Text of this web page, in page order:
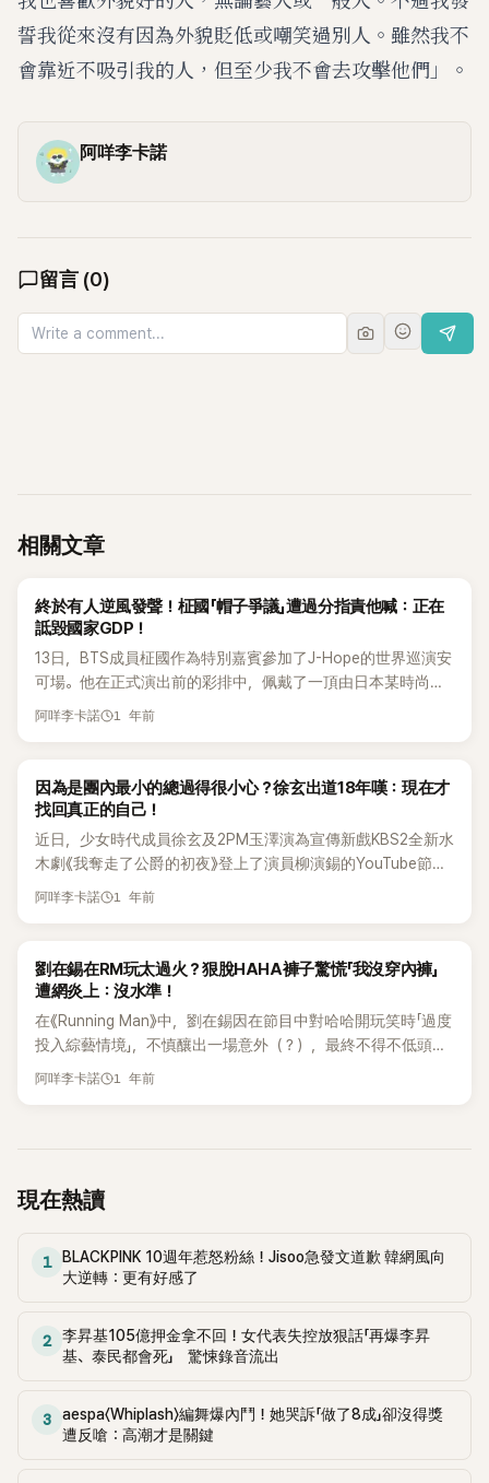
誓我從來沒有因為外貌貶低或嘲笑過別人。雖然我不
會靠近不吸引我的人，但至少我不會去攻擊他們」。
阿咩李卡諾
留言 (0)
相關文章
K-POP
終於有人逆風發聲！柾國「帽子爭議」遭過分指責他喊：正在
詆毀國家GDP！
13日，BTS成員柾國作為特別嘉賓參加了J-Hope的世界巡演安
可場。他在正式演出前的彩排中，佩戴了一頂由日本某時尚品
牌推出的黑色帽子，帽子上繡有「MAKE TOKYO GREAT
網路上依舊有許多「柾國親日」、「土著倭寇」等刺激性的標語不斷
擴散。 對此韓媒《MK스포츠》今（16）日則是在報導中表示，認
中提到「太敏感，真的太過敏感了。只因為一頂帽子，柾國就被
冠上了「親日派」的標籤，而BTS也因此必須低頭道歉」。 「不論
是否有意，使用了曾被『日本右翼政治人物』所使用的帽子，確
實是個問題。不過柾國已經承認『當時連政治含意都不知道』，
憤怒仍沒有停止」。 「更何況，柾國就在前一天才剛完成兵役，
正值所謂「愛國心最強烈的時期」，在這樣的時機點上將「蓄意親
日」的動機加諸其上，也實在太牽強」。 但報導中卻提出「BTS不
只是單純的偶像團體，而是帶來的國格提升與經濟效益的象
達5兆韓元，帶動韓流消費品出口約1兆3千億韓元，每年吸引
苦歷史，對『親日』這個詞敏感是理所當然的。但『記住歷史』與
『懲罰今日的錯誤』是兩件完全不同的事」。 我們可以批評，但當
是情緒化的「群眾」。此刻的韓國社會，比起不斷對柾國貼標
籤，更需要的是能將「一次失誤」視為成長契機的成熟視角。 報
事情不敏感，那什麼事情才要敏感啊？」、「就算想同意某些部
分，但什麼國格象徵......？」、「最有愛國心的人才不會戴那種帽
不是最大問題嗎？」、「老實說安靜點比較好，這種護航文章真
的沒必要」、「連田柾國自己都說會接受批評了，拜託...」、「看來
阿咩李卡諾 1 年前
K-POP
因為是團內最小的總過得很小心？徐玄出道18年嘆：現在才
找回真正的自己！
近日，少女時代成員徐玄及2PM玉澤演為宣傳新戲KBS2全新水
木劇《我奪走了公爵的初夜》登上了演員柳演錫的YouTube節
目，這集節目中，不僅暢談了拍攝的趣事，徐玄更分享了自己
接著，她回憶起過去作為偶像活動的時期：「那時我很怕生，怕
到連待在休息室都不敢踏出去一步。雖然是一起活動的同期藝
玄當時是團裡最小的成員，感覺特別小心翼翼。」徐玄坦率地表
示：「我現在才真正找到自己的樣子。當時比較像是努力適應環
境，畢竟我從出道開始就一直是忙內（最小的），將近20年，
總是在思考身為忙內應該要做什麼、怎麼表現，所以當時會有
的目標。」 她補充：「我本來是一個很難開口跟別人說話、容易
努力10年吧』，就這樣開始練習。後來慢慢地就能自在地與人相
處，個性真的變得外向了很多。」 徐玄也提到：「以前總是覺得
阿咩李卡諾 1 年前
K-POP
劉在錫在RM玩太過火？狠脫HAHA褲子驚慌「我沒穿內褲」
遭網炎上：沒水準！
在《Running Man》中，劉在錫因在節目中對哈哈開玩笑時「過度
投入綜藝情境」，不慎釀出一場意外（？），最終不得不低頭致
歉。甚至還向哈哈的妻子——歌手星（별）道歉，成為一場令
道歉。然而，真正讓他必須「低頭」的，還是後面發生的事。 在
遊戲開始前，劉在錫與哈哈曾簽訂一項「和平條約」，為的是避
在錫過度投入而忘了這個約定。儘管哈哈曾半開玩笑地提醒：
「我今天沒穿內褲喔」，劉在錫卻還是忍不住惡作劇地拉下了哈
克，可見場面有些過於露骨，讓錄影棚瞬間陷入爆笑與尷尬的
混合氣氛。 哈哈驚呼：「我48歲了耶！我們有說好不脫的！我
啊！」表現出又氣又無奈的情緒。劉在錫則立刻雙手合十、誠懇
道歉：「對不起，我忘記你今天沒穿內褲了。」 他甚至補充說：
阿咩李卡諾 1 年前
現在熱讀
1
BLACKPINK 10週年惹怒粉絲！Jisoo急發文道歉 韓網風向
大逆轉：更有好感了
2
李昇基105億押金拿不回！女代表失控放狠話「再爆李昇
基、泰民都會死」 驚悚錄音流出
3
aespa〈Whiplash〉編舞爆內鬥！她哭訴「做了8成」卻沒得獎
遭反嗆：高潮才是關鍵